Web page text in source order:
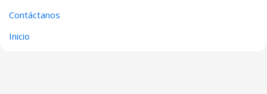
Contáctanos
Inicio